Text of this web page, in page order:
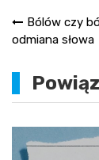
Bólów czy
odmiana słowa